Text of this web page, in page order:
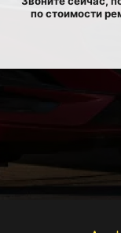
по стоимости